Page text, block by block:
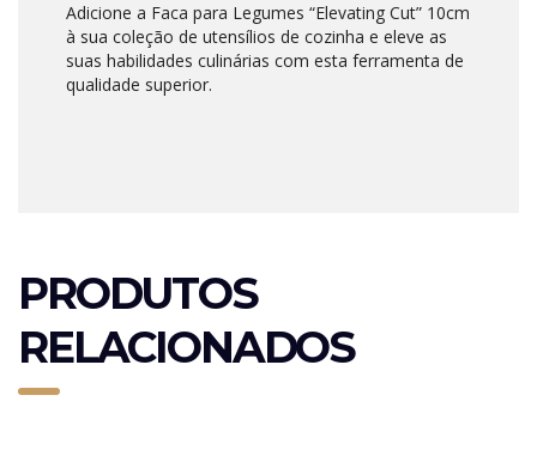
Adicione a Faca para Legumes “Elevating Cut” 10cm
à sua coleção de utensílios de cozinha e eleve as
suas habilidades culinárias com esta ferramenta de
qualidade superior.
PRODUTOS
RELACIONADOS